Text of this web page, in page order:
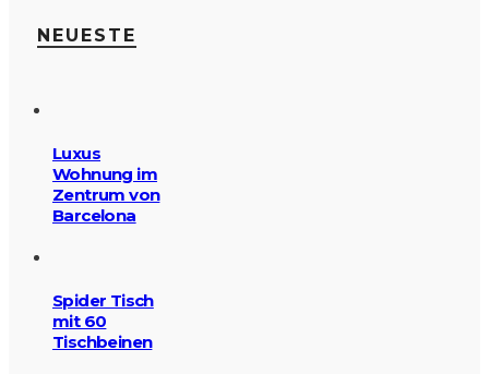
NEUESTE
Luxus
Wohnung im
Zentrum von
Barcelona
Spider Tisch
mit 60
Tischbeinen